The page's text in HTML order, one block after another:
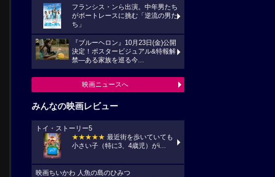
フランシス・ンら出演。中年男たち
がボートレースに挑む「逆流の男た
ち」
『ブルーヘロン』10月23日(金)公開
決定！ポスタービジュアル&特報解
禁―ある家族を巡る今...
映画ニュースへ
みんなの映画レビュー
トイ・ストーリー5
★★★★★ 最近街を歩いていても
小さい子（特に3、4歳児）がi...
映画ちいかわ 人魚の島のひみつ